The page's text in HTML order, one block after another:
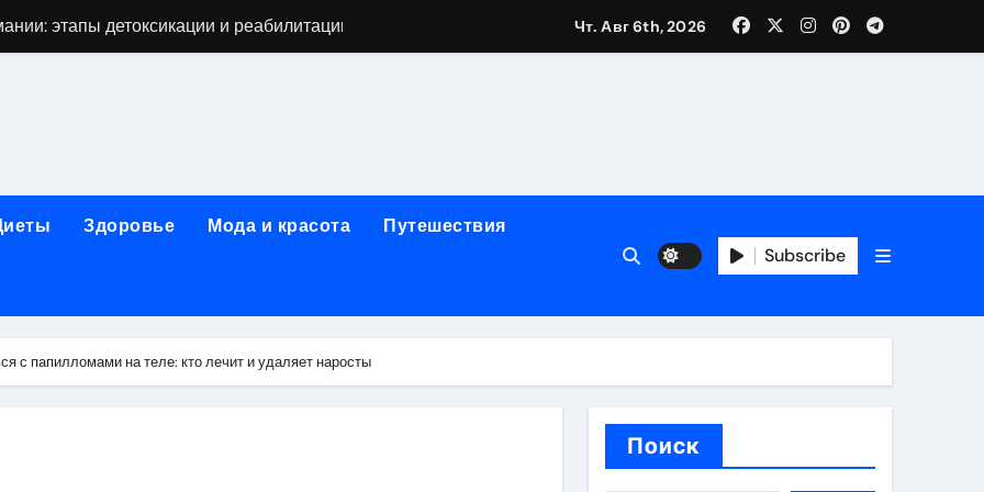
клиника «МИРА» в Уфе
после 40 лет в 2026 году
как собрать выгодный ассортимент
терапии при похмельном синдроме
Чт. Авг 6th, 2026
Здоровье Мода и красота Путешествия
Subscribe
с папилломами на теле: кто лечит и удаляет наросты
Поиск